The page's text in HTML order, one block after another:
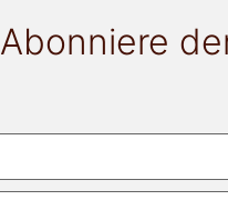
Abonniere